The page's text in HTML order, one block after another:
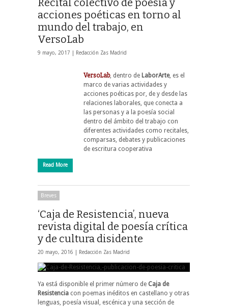
acciones poéticas en torno al
mundo del trabajo, en
VersoLab
9 mayo, 2017 | Redacción Zas Madrid
VersoLab, dentro de LaborArte, es el
marco de varias actividades y
acciones poéticas por, de y desde las
relaciones laborales, que conecta a
las personas y a la poesía social
dentro del ámbito del trabajo con
diferentes actividades como recitales,
comparsas, debates y publicaciones
de escritura cooperativa
Read More
Breves
‘Caja de Resistencia’, nueva
revista digital de poesía crítica
y de cultura disidente
20 mayo, 2016 | Redacción Zas Madrid
Ya está disponible el primer número de Caja de
Resistencia con poemas inéditos en castellano y otras
lenguas, poesía visual, escénica y una sección de